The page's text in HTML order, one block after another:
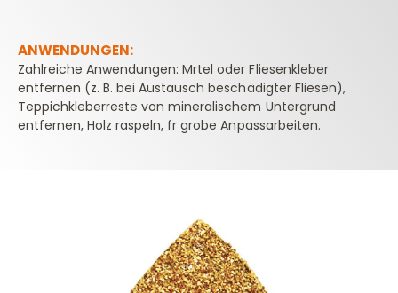
ANWENDUNGEN:
Zahlreiche Anwendungen: Mrtel oder Fliesenkleber
entfernen (z. B. bei Austausch beschädigter Fliesen),
Teppichkleberreste von mineralischem Untergrund
entfernen, Holz raspeln, fr grobe Anpassarbeiten.